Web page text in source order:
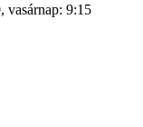
vasárnap: 9:15